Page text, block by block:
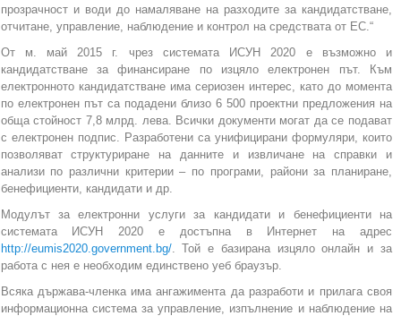
прозрачност и води до намаляване на разходите за кандидатстване,
отчитане, управление, наблюдение и контрол на средствата от ЕС.“
От м. май 2015 г. чрез системата ИСУН 2020 е възможно и
кандидатстване за финансиране по изцяло електронен път. Към
електронното кандидатстване има сериозен интерес, като до момента
по електронен път са подадени близо 6 500 проектни предложения на
обща стойност 7,8 млрд. лева. Всички документи могат да се подават
с електронен подпис. Разработени са унифицирани формуляри, които
позволяват структуриране на данните и извличане на справки и
анализи по различни критерии – по програми, райони за планиране,
бенефициенти, кандидати и др.
Модулът за електронни услуги за кандидати и бенефициенти на
системата ИСУН 2020 е достъпна в Интернет на адрес
http://eumis2020.government.bg/. Той е базирана изцяло онлайн и за
работа с нея е необходим единствено уеб браузър.
Всяка държава-членка има ангажимента да разработи и прилага своя
информационна система за управление, изпълнение и наблюдение на